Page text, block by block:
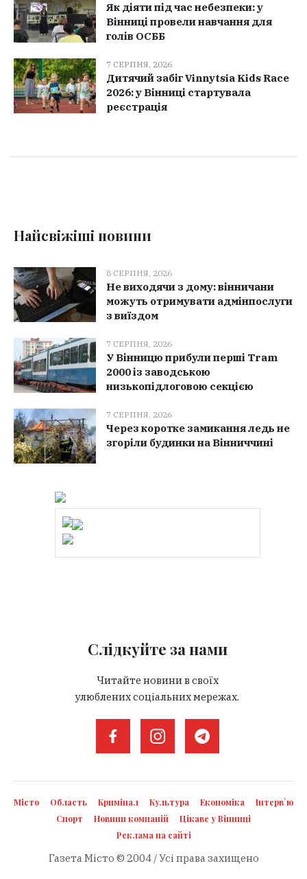
Як діяти під час небезпеки: у
Вінниці провели навчання для
голів ОСББ
7 СЕРПНЯ, 2026
Дитячий забіг Vinnytsia Kids Race
2026: у Вінниці стартувала
реєстрація
Найсвіжіші новини
8 СЕРПНЯ, 2026
Не виходячи з дому: вінничани
можуть отримувати адмінпослуги
з виїздом
7 СЕРПНЯ, 2026
У Вінницю прибули перші Tram
2000 із заводською
низькопідлоговою секцією
7 СЕРПНЯ, 2026
Через коротке замикання ледь не
згоріли будинки на Вінниччині
Слідкуйте за нами
Читайте новини в своїх
улюблених соціальних мережах.
Місто Область Кримінал Культура Економіка
Інтерв`ю
Спорт
Новини компаній
Цікаве у Вінниці
Реклама на сайті
Газета Місто © 2004 / Усі права захищено